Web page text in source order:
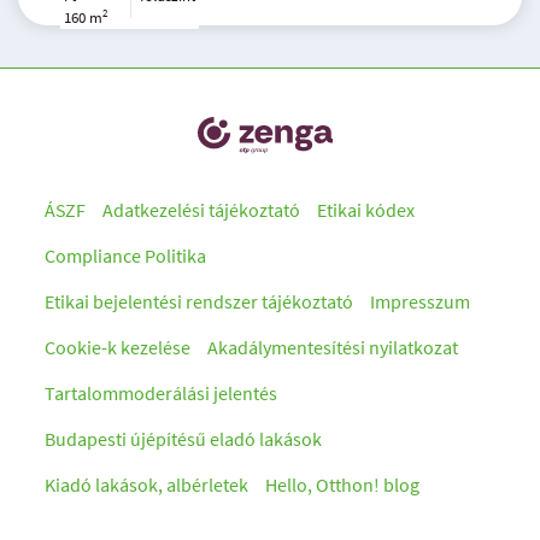
160 m2
ÁSZF Adatkezelési tájékoztató
Etikai kódex
Compliance Politika
Etikai bejelentési rendszer tájékoztató
Impresszum
Cookie-k kezelése
Akadálymentesítési nyilatkozat
Tartalommoderálási jelentés
Budapesti újépítésű eladó lakások
Kiadó lakások, albérletek
Hello, Otthon! blog